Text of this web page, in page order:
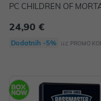
PC CHILDREN OF
24,90 €
Dodatnih -5% uz PROMO